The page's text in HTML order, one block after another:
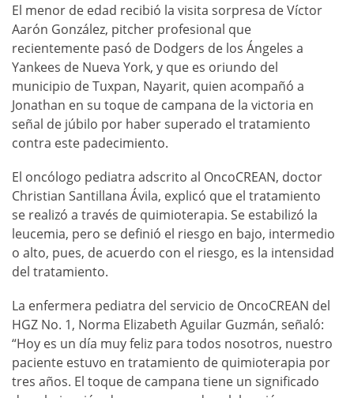
El menor de edad recibió la visita sorpresa de Víctor
Aarón González, pitcher profesional que
recientemente pasó de Dodgers de los Ángeles a
Yankees de Nueva York, y que es oriundo del
municipio de Tuxpan, Nayarit, quien acompañó a
Jonathan en su toque de campana de la victoria en
señal de júbilo por haber superado el tratamiento
contra este padecimiento.
El oncólogo pediatra adscrito al OncoCREAN, doctor
Christian Santillana Ávila, explicó que el tratamiento
se realizó a través de quimioterapia. Se estabilizó la
leucemia, pero se definió el riesgo en bajo, intermedio
o alto, pues, de acuerdo con el riesgo, es la intensidad
del tratamiento.
La enfermera pediatra del servicio de OncoCREAN del
HGZ No. 1, Norma Elizabeth Aguilar Guzmán, señaló:
“Hoy es un día muy feliz para todos nosotros, nuestro
paciente estuvo en tratamiento de quimioterapia por
tres años. El toque de campana tiene un significado